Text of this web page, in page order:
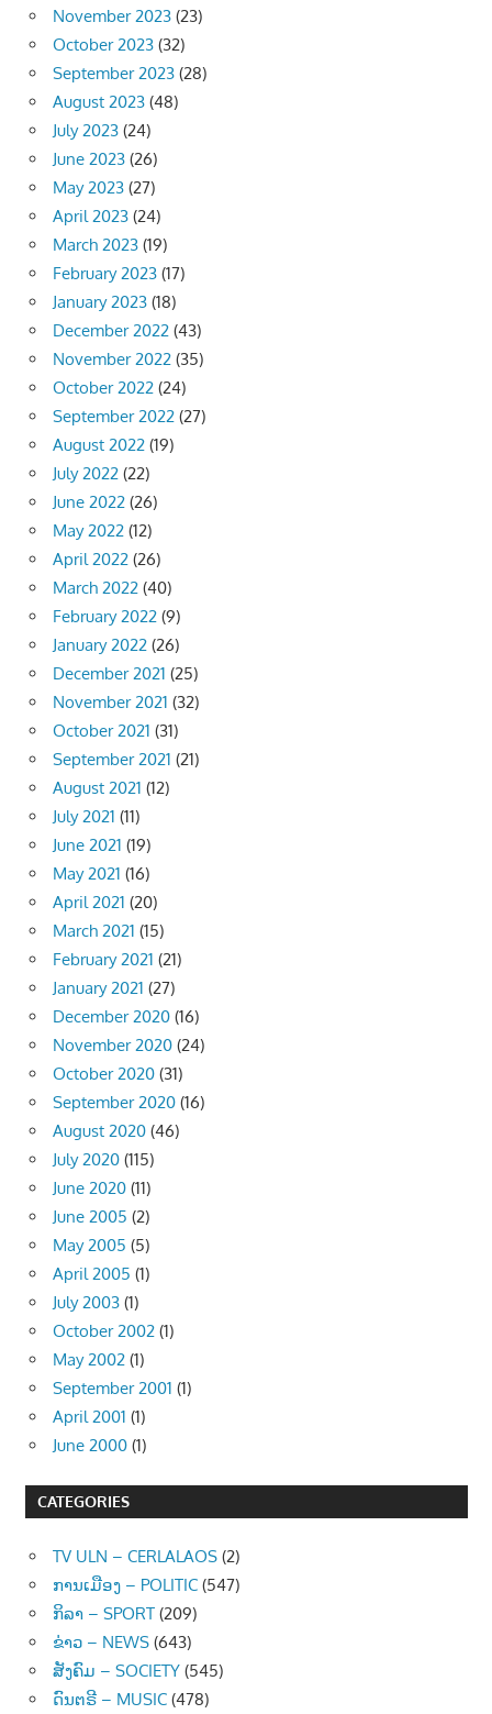
November 2023 (23)
October 2023 (32)
September 2023 (28)
August 2023 (48)
July 2023 (24)
June 2023 (26)
May 2023 (27)
April 2023 (24)
March 2023 (19)
February 2023 (17)
January 2023 (18)
December 2022 (43)
November 2022 (35)
October 2022 (24)
September 2022 (27)
August 2022 (19)
July 2022 (22)
June 2022 (26)
May 2022 (12)
April 2022 (26)
March 2022 (40)
February 2022 (9)
January 2022 (26)
December 2021 (25)
November 2021 (32)
October 2021 (31)
September 2021 (21)
August 2021 (12)
July 2021 (11)
June 2021 (19)
May 2021 (16)
April 2021 (20)
March 2021 (15)
February 2021 (21)
January 2021 (27)
December 2020 (16)
November 2020 (24)
October 2020 (31)
September 2020 (16)
August 2020 (46)
July 2020 (115)
June 2020 (11)
June 2005 (2)
May 2005 (5)
April 2005 (1)
July 2003 (1)
October 2002 (1)
May 2002 (1)
September 2001 (1)
April 2001 (1)
June 2000 (1)
CATEGORIES
TV ULN – CERLALAOS (2)
ການເມືອງ – POLITIC (547)
ກິລາ – SPORT (209)
ຂ່າວ – NEWS (643)
ສັງຄົມ – SOCIETY (545)
ດົນຕຣີ – MUSIC (478)